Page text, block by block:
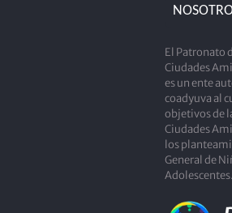
El Patronato
Ciudades
es un ente
coadyuva al
objetivos de
Ciudades
los
General de
Adolescentes.